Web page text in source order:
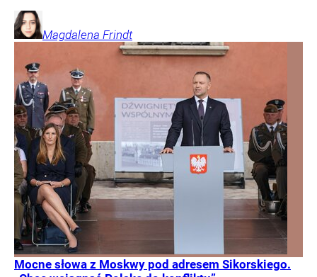
Magdalena Frindt
Mocne słowa z Moskwy pod adresem Sikorskiego.